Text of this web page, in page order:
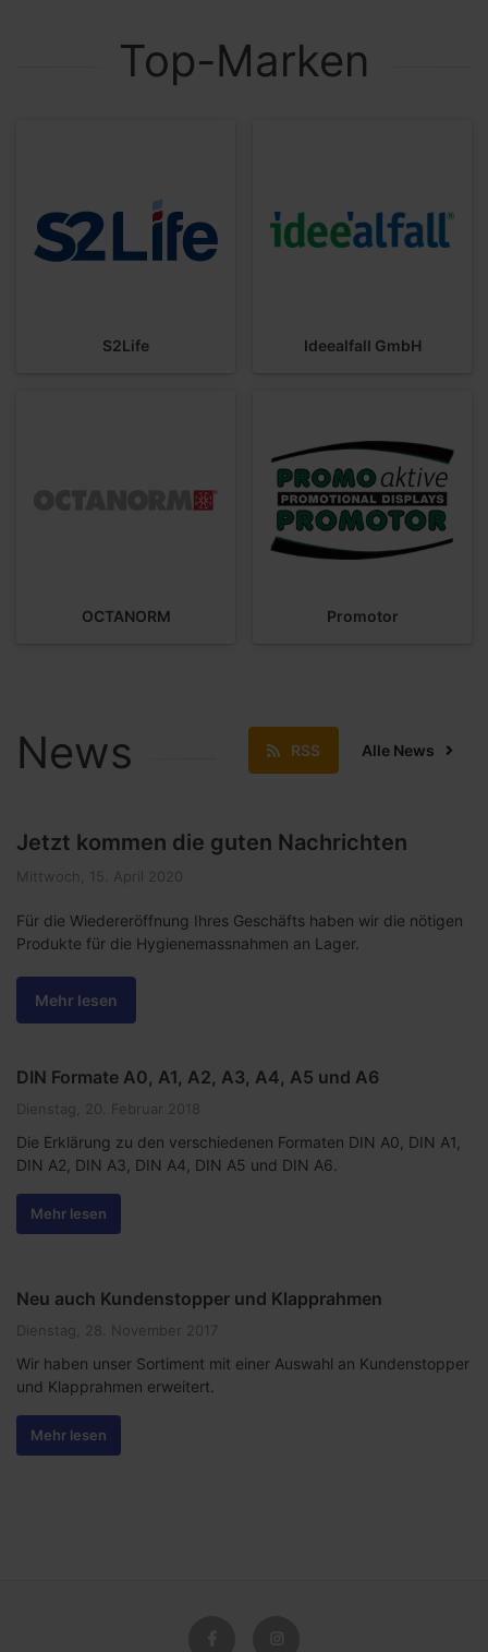
Top-Marken
S2Life Ideealfall GmbH
OCTANORM Promotor
News RSS Alle News
Jetzt kommen die guten Nachrichten
Mittwoch, 15. April 2020
Für die Wiedereröffnung Ihres Geschäfts haben wir die nötigen
Produkte für die Hygienemassnahmen an Lager.
Mehr lesen
DIN Formate A0, A1, A2, A3, A4, A5 und A6
Dienstag, 20. Februar 2018
Die Erklärung zu den verschiedenen Formaten DIN A0, DIN A1,
DIN A2, DIN A3, DIN A4, DIN A5 und DIN A6.
Mehr lesen
Neu auch Kundenstopper und Klapprahmen
Dienstag, 28. November 2017
Wir haben unser Sortiment mit einer Auswahl an Kundenstopper
und Klapprahmen erweitert.
Mehr lesen